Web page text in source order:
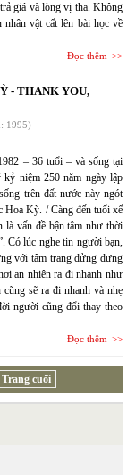
giá và lòng vị tha. Không
vật cất lên bài học về
Đọc thêm
- THANK YOU,
1995)
– 36 tuổi – và sống tại
niệm 250 năm ngày lập
trên đất nước này ngót
Hoa Kỳ. / Càng đến tuổi xế
là vấn đề bận tâm như thời
Có lúc nghe tin người bạn,
với tâm trạng dửng dưng
an nhiên ra đi nhanh như
sẽ ra đi nhanh và nhẹ
người cũng đổi thay theo
Đọc thêm
Trang cuối